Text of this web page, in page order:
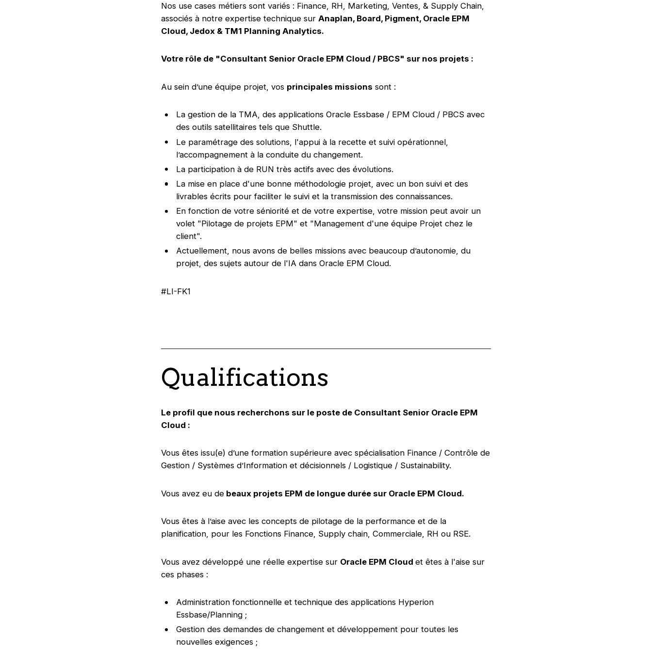
Nos use cases métiers sont variés : Finance, RH, Marketing, Ventes, & Supply Chain,
associés à notre expertise technique sur Anaplan, Board, Pigment, Oracle EPM
Cloud, Jedox & TM1 Planning Analytics.
Votre rôle de "Consultant Senior Oracle EPM Cloud / PBCS" sur nos projets :
Au sein d’une équipe projet, vos principales missions sont :
La gestion de la TMA, des applications Oracle Essbase / EPM Cloud / PBCS avec
des outils satellitaires tels que Shuttle.
Le paramétrage des solutions, l'appui à la recette et suivi opérationnel,
l’accompagnement à la conduite du changement.
La participation à de RUN très actifs avec des évolutions.
La mise en place d'une bonne méthodologie projet, avec un bon suivi et des
livrables écrits pour faciliter le suivi et la transmission des connaissances.
En fonction de votre séniorité et de votre expertise, votre mission peut avoir un
volet "Pilotage de projets EPM" et "Management d'une équipe Projet chez le
client".
Actuellement, nous avons de belles missions avec beaucoup d’autonomie, du
projet, des sujets autour de l'IA dans Oracle EPM Cloud.
#LI-FK1
Qualifications
Le profil que nous recherchons sur le poste de Consultant Senior Oracle EPM
Cloud :
Vous êtes issu(e) d’une formation supérieure avec spécialisation Finance / Contrôle de
Gestion / Systèmes d’Information et décisionnels / Logistique / Sustainability.
Vous avez eu debeaux projets EPM de longue durée sur Oracle EPM Cloud.
Vous êtes à l’aise avec les concepts de pilotage de la performance et de la
planification, pour les Fonctions Finance, Supply chain, Commerciale, RH ou RSE.
Vous avez développé une réelle expertise sur Oracle EPM Cloud et êtes à l'aise sur
ces phases :
Administration fonctionnelle et technique des applications Hyperion
Essbase/Planning ;
Gestion des demandes de changement et développement pour toutes les
nouvelles exigences ;